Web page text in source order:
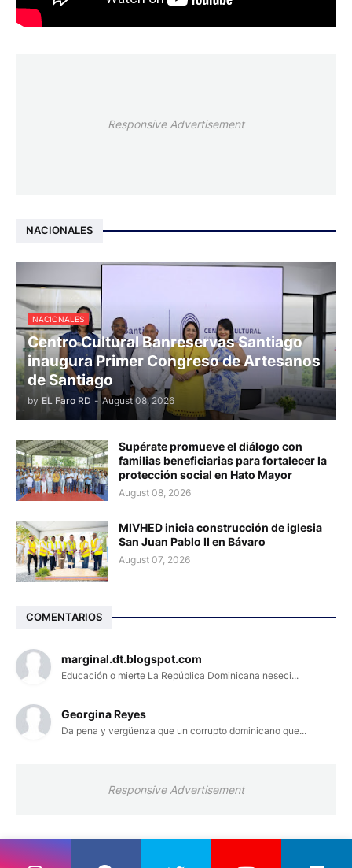
Responsive Advertisement
NACIONALES
NACIONALES
Centro Cultural Banreservas Santiago
inaugura Primer Congreso de Artesanos
de Santiago
by EL Faro RD - August 08, 2026
Supérate promueve el diálogo con
familias beneficiarias para fortalecer la
protección social en Hato Mayor
August 08, 2026
MIVHED inicia construcción de iglesia
San Juan Pablo II en Bávaro
August 07, 2026
COMENTARIOS
marginal.dt.blogspot.com
Educación o mierte La República Dominicana neseci...
Georgina Reyes
Da pena y vergüenza que un corrupto dominicano que...
Responsive Advertisement